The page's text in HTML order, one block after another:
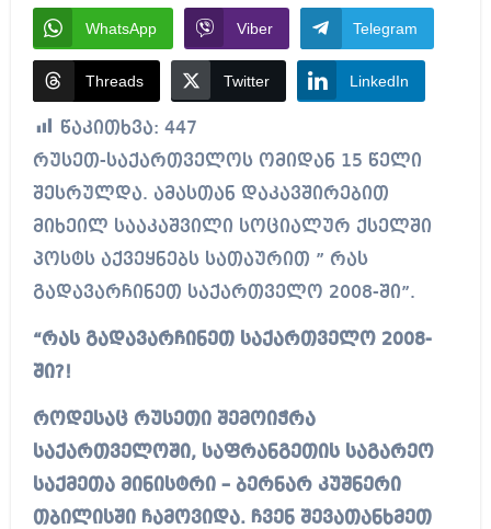
WhatsApp Viber Telegram
Threads Twitter LinkedIn
წაკითხვა: 447
რუსეთ-საქართველოს ომიდან 15 წელი
შესრულდა. ამასთან დაკავშირებით
მიხეილ სააკაშვილი სოციალურ ქსელში
პოსტს აქვეყნებს სათაურით ” რას
გადავარჩინეთ საქართველო 2008-ში”.
“რას გადავარჩინეთ საქართველო 2008-
ში?!
როდესაც რუსეთი შემოიჭრა
საქართველოში, საფრანგეთის საგარეო
საქმეთა მინისტრი – ბერნარ კუშნერი
თბილისში ჩამოვიდა. ჩვენ შევათანხმეთ